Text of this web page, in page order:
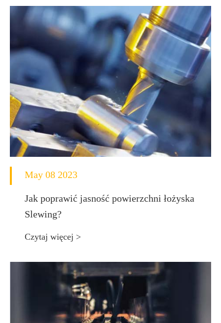
May 08 2023
Jak poprawić jasność powierzchni łożyska
Slewing?
Czytaj więcej >